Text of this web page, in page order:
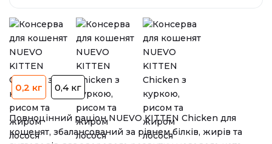
0,2 кг 0,4 кг
Повноцінний раціон NUEVO KITTEN Chicken для
кошенят, збалансований за рівнем білків, жирів та